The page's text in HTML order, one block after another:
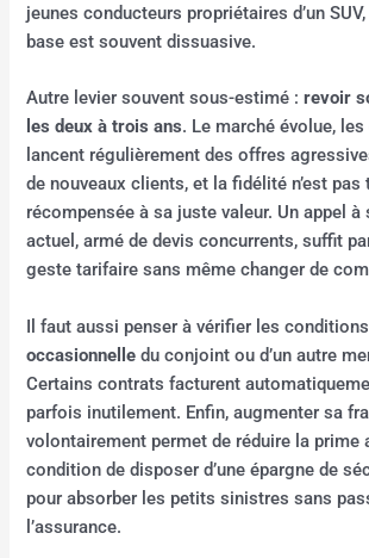
jeunes conducteurs propriétaires d’un
base est souvent dissuasive.
Autre levier souvent sous-estimé :revoir
les deux à trois ans. Le marché évolue,
lancent régulièrement des offres
de nouveaux clients, et la fidélité n’est pas
récompensée à sa juste valeur. Un appel à
actuel, armé de devis concurrents, suffit
geste tarifaire sans même changer de
Il faut aussi penser à vérifier les
occasionnelle du conjoint ou d’un autre
Certains contrats facturent
parfois inutilement. Enfin, augmenter sa
volontairement permet de réduire la prime
condition de disposer d’une épargne de
pour absorber les petits sinistres sans
l’assurance.